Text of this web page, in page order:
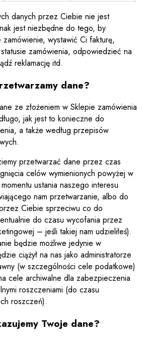
danych przez Ciebie nie jest
jest niezbędne do tego, by
wystawić Ci fakturę,
zamówienia, odpowiedzieć na
reklamację itd.
dane?
ze złożeniem w Sklepie zamówienia
jak jest to konieczne do
a także według przepisów
przetwarzać dane przez czas
celów wymienionych powyżej w
ustania naszego interesu
nam przetwarzanie, albo do
Ciebie sprzeciwu co do
do czasu wycofania przez
– jeśli takiej nam udzieliłeś).
będzie możliwe jedynie w
ciążył na nas jako administratorze
(w szczególności cele podatkowe)
cele archiwalne dla zabezpieczenia
roszczeniami (do czasu
roszczeń).
Twoje dane?